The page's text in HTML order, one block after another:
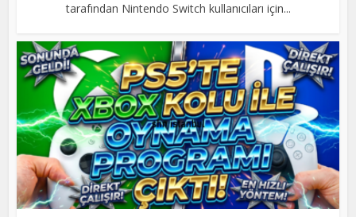
tarafından Nintendo Switch kullanıcıları için...